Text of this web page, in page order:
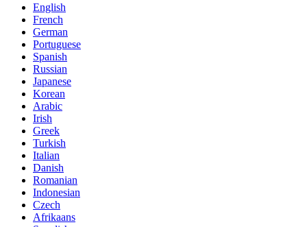
English
French
German
Portuguese
Spanish
Russian
Japanese
Korean
Arabic
Irish
Greek
Turkish
Italian
Danish
Romanian
Indonesian
Czech
Afrikaans